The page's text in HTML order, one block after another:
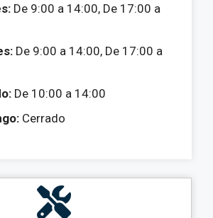
De 9:00 a 14:00, De 17:00 a
De 9:00 a 14:00, De 17:00 a
De 10:00 a 14:00
Cerrado